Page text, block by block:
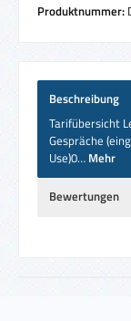
Produktnummer:
Beschreibung
Tarifübersicht
Gespräche
Use)0… Mehr
Bewertungen